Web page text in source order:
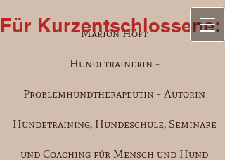
Marion Höft
Hundetrainerin -
Problemhundtherapeutin - Autorin
Hundetraining, Hundeschule, Seminare
und Coaching für Mensch und Hund
Für